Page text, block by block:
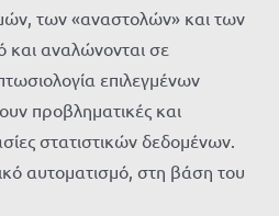
των «αναστολών» και των
και αναλώνονται σε
επιλεγμένων
προβληματικές και
στατιστικών δεδομένων.
αυτοματισμό, στη βάση του